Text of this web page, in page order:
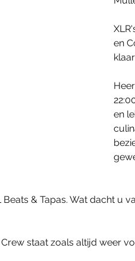
en
en
& Tapas. Wat dacht u
staat zoals altijd weer